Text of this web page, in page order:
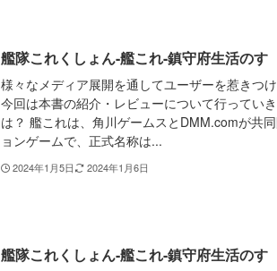
艦隊これくしょん-艦これ-鎮守府生活のす
様々なメディア展開を通してユーザーを惹きつ
今回は本書の紹介・レビューについて行ってい
は？ 艦これは、角川ゲームスとDMM.comが共
ョンゲームで、正式名称は...
2024年1月5日 2024年1月6日
艦隊これくしょん-艦これ-鎮守府生活のす